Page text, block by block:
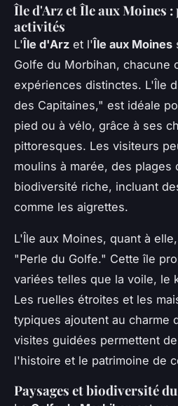
Île d'Arz et Île aux Moines
activités
L'Île d'Arz et l'Île aux Moines
Golfe du Morbihan, chacune
expériences distinctes. L'Île
des Capitaines," est idéale
pied ou à vélo, grâce à ses
pittoresques. Les visiteurs
moulins à marée, des plages
biodiversité riche, incluant
comme les aigrettes.
L'Île aux Moines, quant à
"Perle du Golfe." Cette île
variées telles que la voile, le
Les ruelles étroites et les
typiques ajoutent au charme
visites guidées permettent
l'histoire et le patrimoine de
Paysages et biodiversité